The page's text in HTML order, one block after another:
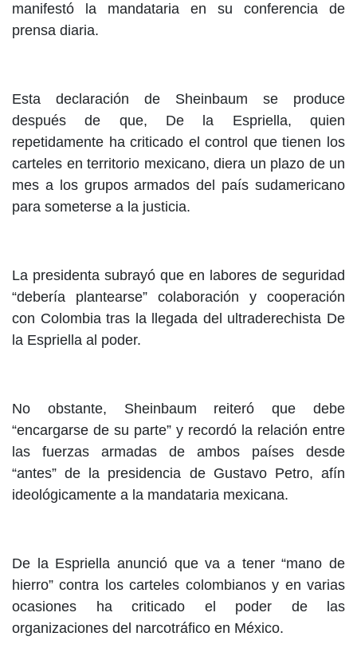
manifestó la mandataria en su conferencia de
prensa diaria.
Esta declaración de Sheinbaum se produce
después de que, De la Espriella, quien
repetidamente ha criticado el control que tienen los
carteles en territorio mexicano, diera un plazo de un
mes a los grupos armados del país sudamericano
para someterse a la justicia.
La presidenta subrayó que en labores de seguridad
“debería plantearse” colaboración y cooperación
con Colombia tras la llegada del ultraderechista De
la Espriella al poder.
No obstante, Sheinbaum reiteró que debe
“encargarse de su parte” y recordó la relación entre
las fuerzas armadas de ambos países desde
“antes” de la presidencia de Gustavo Petro, afín
ideológicamente a la mandataria mexicana.
De la Espriella anunció que va a tener “mano de
hierro” contra los carteles colombianos y en varias
ocasiones ha criticado el poder de las
organizaciones del narcotráfico en México.